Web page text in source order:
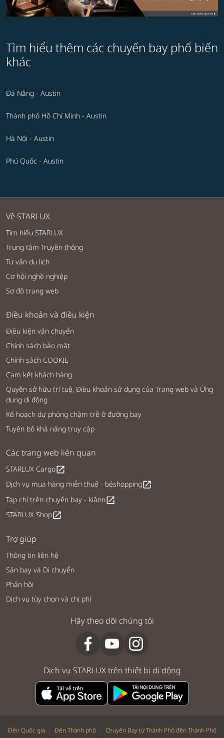
Tìm hiểu thêm các chuyến bay phổ biến
khác
Đà Nẵng - Austin
Thành phố Hồ Chí Minh - Austin
Hà Nội - Austin
Phú Quốc - Austin
Về STARLUX
Tìm hiểu STARLUX
Trung tâm Truyền thông
Tư vấn du lịch
Cơ hội nghề nghiệp
Sơ đồ trang web
Điều khoản và điều kiện
Điều kiện vận chuyển
Chính sách bảo mật
Chính sách COOKIE
Cam kết khách hàng
Quyền sở hữu trí tuệ, Điều khoản sử dụng của Trang web và Ứng
dụng di động
Kế hoạch dự phòng chậm trễ ở đường bay
Tuyên bố khả năng truy cập
Các trang web liên quan
STARLUX Cargoopen_in_new
Dịch vụ mua hàng miễn thuế - béshoppingopen_in_new
Tạp chí trên chuyến bay - kiânnopen_in_new
STARLUX Shopopen_in_new
Trợ giúp
Thông tin liên hệ
Sân bay và Di chuyển
Phản hồi
Dịch vụ tùy chọn và chi phí
Hãy theo dõi chúng tôi
Dịch vụ STARLUX trên thiết bị di động
Đến Quốc gia | Đến Thành phố | Chuyến Bay từ Thành Phố đến Thành Phố